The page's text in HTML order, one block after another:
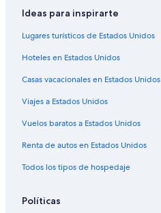
Ideas para inspirarte
Lugares turísticos de Estados Unidos
Hoteles en Estados Unidos
Casas vacacionales en Estados Unidos
Viajes a Estados Unidos
Vuelos baratos a Estados Unidos
Renta de autos en Estados Unidos
Todos los tipos de hospedaje
Políticas